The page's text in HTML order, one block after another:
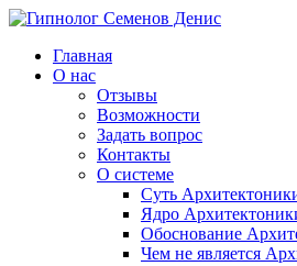
Главная
О нас
Отзывы
Возможности
Задать вопрос
Контакты
О системе
Суть
Ядро
Обоснование
Чем не является